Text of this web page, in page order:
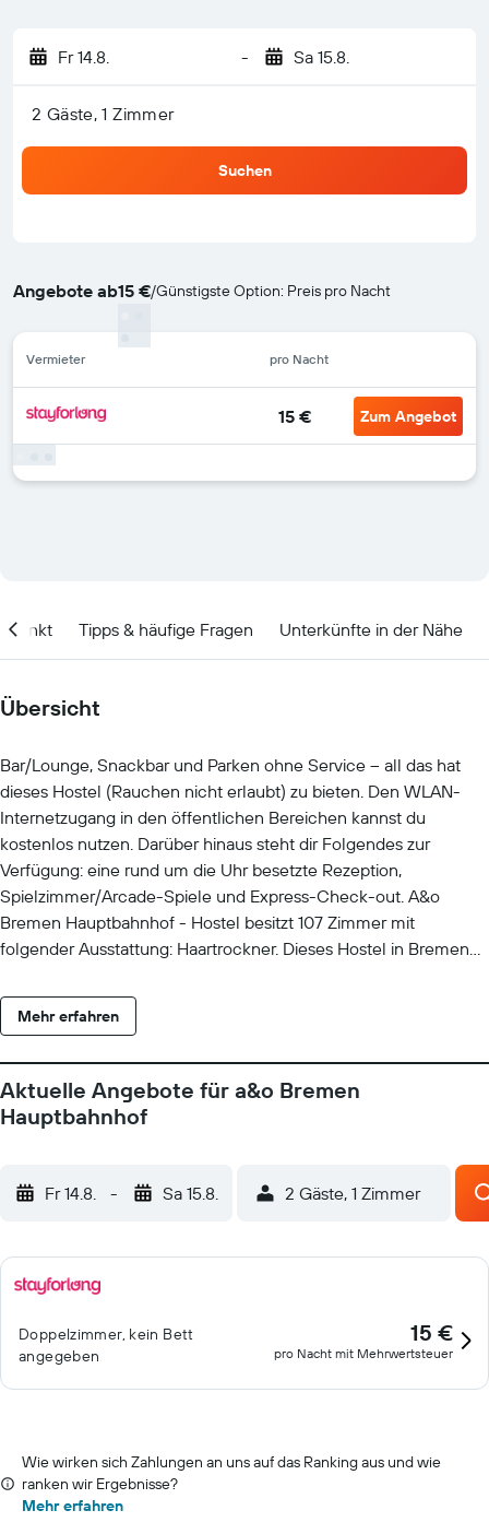
Fr 14.8. - Sa 15.8.
2 Gäste, 1 Zimmer
Suchen
Angebote ab15 €/Günstigste Option: Preis pro Nacht
Vermieter pro Nacht
15 € Zum Angebot
Tipps & häufige Fragen Unterkünfte in der Nähe
Übersicht
Bar/Lounge, Snackbar und Parken ohne Service – all das hat
dieses Hostel (Rauchen nicht erlaubt) zu bieten. Den WLAN-
Internetzugang in den öffentlichen Bereichen kannst du
kostenlos nutzen. Darüber hinaus steht dir Folgendes zur
Verfügung: eine rund um die Uhr besetzte Rezeption,
Spielzimmer/Arcade-Spiele und Express-Check-out. A&o
Bremen Hauptbahnhof - Hostel besitzt 107 Zimmer mit
folgender Ausstattung: Haartrockner. Dieses Hostel in Bremen
Mehr erfahren
Aktuelle Angebote für a&o Bremen
Hauptbahnhof
Fr 14.8. - Sa 15.8. 2 Gäste, 1 Zimmer
Doppelzimmer, kein Bett
angegeben
15 €
pro Nacht mit Mehrwertsteuer
Wie wirken sich Zahlungen an uns auf das Ranking aus und wie
ranken wir Ergebnisse?
Mehr erfahren